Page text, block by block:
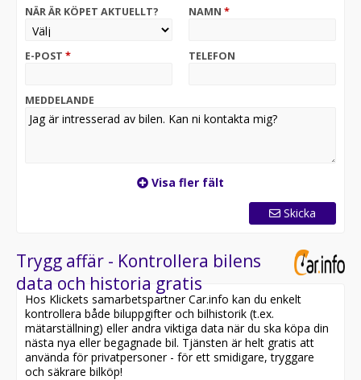
NÄR ÄR KÖPET AKTUELLT? NAMN *
E-POST * TELEFON
MEDDELANDE
Visa fler fält
Skicka
Trygg affär - Kontrollera bilens
data och historia gratis
Hos Klickets samarbetspartner Car.info kan du enkelt
kontrollera både biluppgifter och bilhistorik (t.ex.
mätarställning) eller andra viktiga data när du ska köpa din
nästa nya eller begagnade bil. Tjänsten är helt gratis att
använda för privatpersoner - för ett smidigare, tryggare
och säkrare bilköp!